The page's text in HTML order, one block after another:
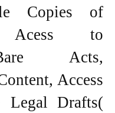
Copies of
Acess to
Acts,
Access
Legal Drafts(